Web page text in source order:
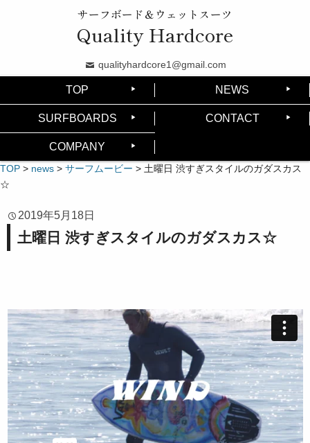
サーフボード＆ウェットスーツ
Quality Hardcore
qualityhardcore1@gmail.com
TOP NEWS
SURFBOARDS CONTACT
COMPANY
TOP > news > サーフムービー > 土曜日 渋すぎスタイルのガダスカス
☆
2019年5月18日
土曜日 渋すぎスタイルのガダスカス☆